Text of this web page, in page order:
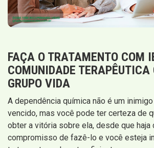
FAÇA O TRATAMENTO COM
COMUNIDADE
GRUPO VIDA
A dependência química não é um
vencido, mas você pode ter certeza de
obter a vitória sobre ela, desde que haja
compromisso de fazê-lo e você esteja